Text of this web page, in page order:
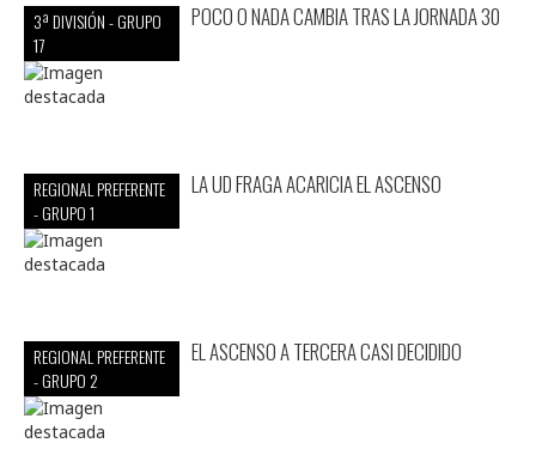
3ª DIVISIÓN - GRUPO
17
POCO O NADA CAMBIA TRAS LA JORNADA 30
REGIONAL PREFERENTE
- GRUPO 1
LA UD FRAGA ACARICIA EL ASCENSO
REGIONAL PREFERENTE
- GRUPO 2
EL ASCENSO A TERCERA CASI DECIDIDO